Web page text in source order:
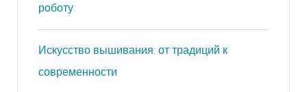
роботу
Искусство вышивания: от традиций к
современности